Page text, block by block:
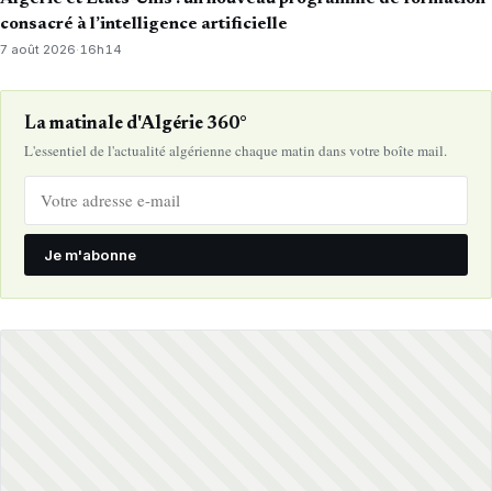
consacré à l’intelligence artificielle
7 août 2026·16h14
La matinale d'Algérie 360°
L'essentiel de l'actualité algérienne chaque matin dans votre boîte mail.
Je m'abonne